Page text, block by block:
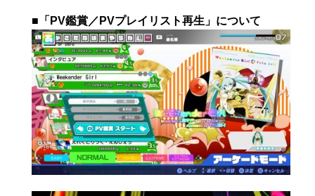
■「PV鑑賞／PVプレイリスト再生」について